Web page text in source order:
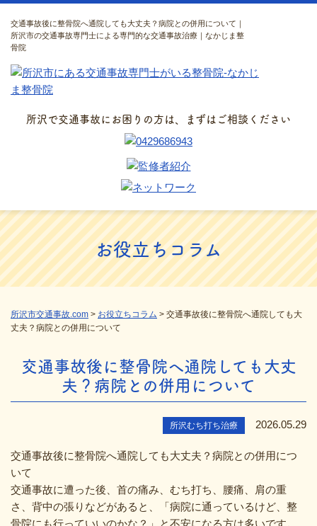
交通事故後に整骨院へ通院しても大丈夫？病院との併用について｜
所沢市の交通事故専門士による専門的な交通事故治療｜なかじま整
骨院
所沢で交通事故にお困りの方は、まずはご相談ください
お役立ちコラム
所沢市交通事故.com > お役立ちコラム > 交通事故後に整骨院へ通院しても大
丈夫？病院との併用について
交通事故後に整骨院へ通院しても大丈
夫？病院との併用について
所沢むち打ち治療 2026.05.29
交通事故後に整骨院へ通院しても大丈夫？病院との併用につ
いて
交通事故に遭った後、首の痛み、むち打ち、腰痛、肩の重
さ、背中の張りなどがあると、「病院に通っているけど、整
骨院にも行っていいのかな？」と不安になる方は多いです。